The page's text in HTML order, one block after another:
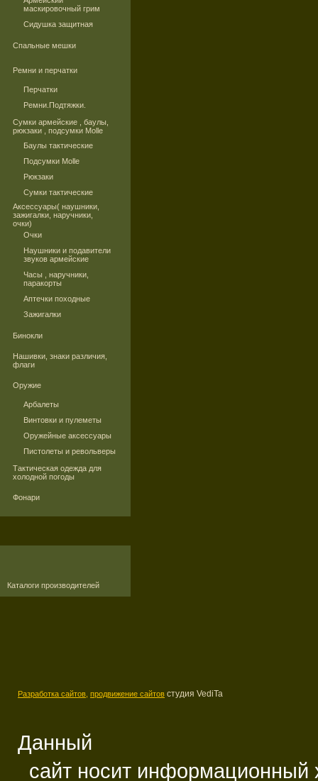
маскировочный грим
Сидушка защитная
Спальные мешки
Ремни и перчатки
Перчатки
Ремни.Подтяжки.
Сумки армейские , баулы,
рюкзаки , подсумки Molle
Баулы тактические
Подсумки Molle
Рюкзаки
Сумки тактические
Аксессуары( наушники,
зажигалки, наручники,
очки)
Очки
Наушники и подавители
звуков армейские
Часы , наручники,
паракорты
Аптечки походные
Зажигалки
Бинокли
Нашивки, знаки различия,
флаги
Оружие
Арбалеты
Винтовки и пулеметы
Оружейные аксессуары
Пистолеты и револьверы
Тактическая одежда для
холодной погоды
Фонари
Каталоги производителей
Разработка сайтов, продвижение сайтов студия VediTa
Данный
сайт носит информационный